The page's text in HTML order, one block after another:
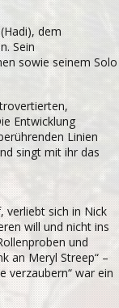
dem
Sein
sowie seinem Solo
Entwicklung
Linien
singt mit ihr das
verliebt sich in Nick
will und nicht ins
und
an Meryl Streep“ –
verzaubern“ war ein